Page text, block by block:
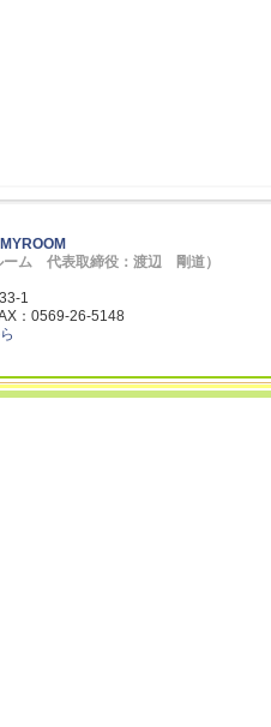
ーム 代表取締役：渡辺 剛道）
1
：0569-26-5148